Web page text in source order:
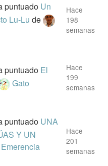
puntuado Un
Lu-Lude
Hace
198
semanas
puntuado El
Gato
Hace
199
semanas
puntuado UNA
Y UN
Emerencia
Hace
201
semanas